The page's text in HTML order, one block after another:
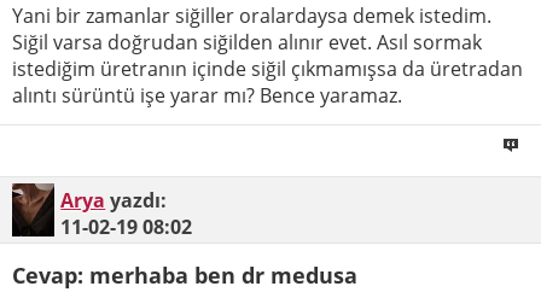
Yani bir zamanlar siğiller oralardaysa demek istedim.
Siğil varsa doğrudan siğilden alınır evet. Asıl sormak
istediğim üretranın içinde siğil çıkmamışsa da üretradan
alıntı sürüntü işe yarar mı? Bence yaramaz.
Arya yazdı:
11-02-1908:02
Cevap: merhaba ben dr medusa